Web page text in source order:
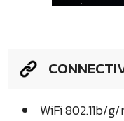
WiFi 802.11b/